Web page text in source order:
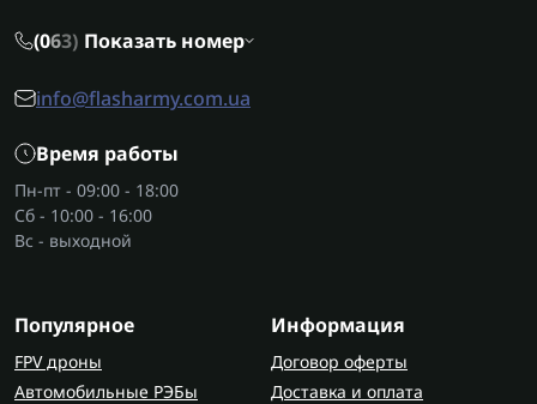
(063) Показать номер
info@flasharmy.com.ua
Время работы
Пн-пт - 09:00 - 18:00
Сб - 10:00 - 16:00
Вс - выходной
Популярное
FPV дроны
Автомобильные РЭБы
Информация
Договор оферты
Доставка и оплата